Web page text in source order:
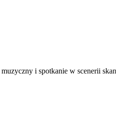
i spotkanie w scenerii